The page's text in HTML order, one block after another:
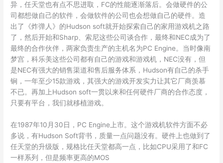
异，任天堂也有点不思进取，FC的性能逐渐落后。会做硬件的公
司都想做自己的软件，会做软件的公司也会想做自己的硬件。造
出了《炸弹人》的Hudson soft就开始探索自己的家用游戏机之路
了，然后开始和Sharp、索尼这些公司谈合作，最终和NEC成为了
最终的合作伙伴，两家负责生产的主机名为PC Engine。当时像南
梦宫，科乐美这些公司都有自己的游戏和游戏机，NEC没有，但
是NEC有强大的销售渠道和售后服务体系，Hudson有自己的杀手
锏，一年至少15款游戏，其强大的游戏开发实力让其它厂商羡慕
不已。再加上Hudson soft一贯以来和任何硬件厂商的合作态度，
只要有平台，我们就移植游戏。
在1987年10月30日，PC Engine上市。这个游戏机软件方面不必
多说，有Hudson Soft背书，质量一点问题没有。硬件上也做到了
任天堂的升级版，规格比任天堂都高一点，比如CPU采用了和FC
一样系列，但是频率更高的MOS